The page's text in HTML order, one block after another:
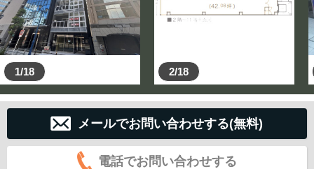
1/18 2/18
メールでお問い合わせする(無料)
電話でお問い合わせする